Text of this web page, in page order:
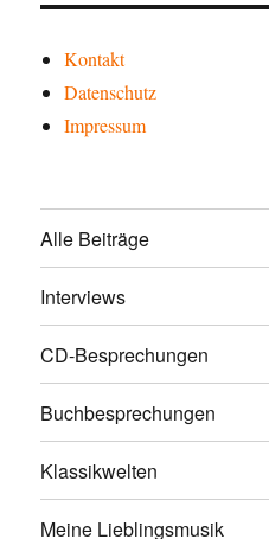
Kontakt
Datenschutz
Impressum
Alle Beiträge
Interviews
CD-Besprechungen
Buchbesprechungen
Klassikwelten
Meine Lieblingsmusik